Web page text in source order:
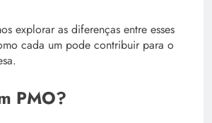
explorar as diferenças entre esses
cada um pode contribuir para o
PMO?